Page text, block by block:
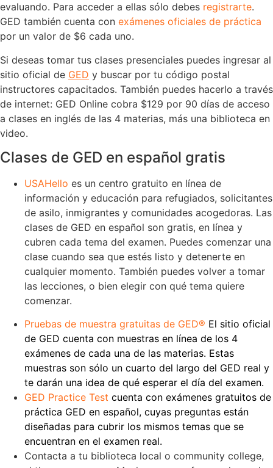
evaluando. Para acceder a ellas sólo debes registrarte.
GED también cuenta con exámenes oficiales de práctica
por un valor de $6 cada uno.
Si deseas tomar tus clases presenciales puedes ingresar al
sitio oficial de GED y buscar por tu código postal
instructores capacitados. También puedes hacerlo a través
de internet: GED Online cobra $129 por 90 días de acceso
a clases en inglés de las 4 materias, más una biblioteca en
video.
Clases de GED en español gratis
USAHello es un centro gratuito en línea de
información y educación para refugiados, solicitantes
de asilo, inmigrantes y comunidades acogedoras. Las
clases de GED en español son gratis, en línea y
cubren cada tema del examen. Puedes comenzar una
clase cuando sea que estés listo y detenerte en
cualquier momento. También puedes volver a tomar
las lecciones, o bien elegir con qué tema quiere
comenzar.
Pruebas de muestra gratuitas de GED® El sitio oficial
de GED cuenta con muestras en línea de los 4
exámenes de cada una de las materias. Estas
muestras son sólo un cuarto del largo del GED real y
te darán una idea de qué esperar el día del examen.
GED Practice Test cuenta con exámenes gratuitos de
práctica GED en español, cuyas preguntas están
diseñadas para cubrir los mismos temas que se
encuentran en el examen real.
Contacta a tu biblioteca local o community college,